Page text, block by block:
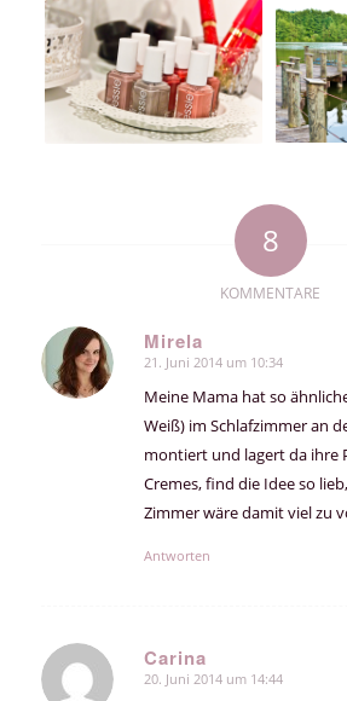
8
KOMMENTARE
Mirela
sagte:
21. Juni 2014 um 10:34
Meine Mama hat so
Weiß) im Schlafzimmer an
montiert und lagert da ihre
Cremes, find die Idee so
Zimmer wäre damit viel zu
Antworten
Carina
sagte:
20. Juni 2014 um 14:44